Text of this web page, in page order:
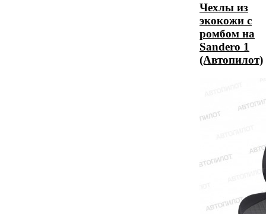
Чехлы из
экокожи с
ромбом на
Sandero 1
(Автопилот)